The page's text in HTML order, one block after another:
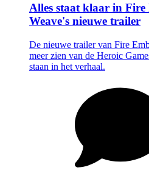
Alles staat klaar in
Weave's nieuwe trailer
De nieuwe trailer van Fire
meer zien van de Heroic
staan in het verhaal.